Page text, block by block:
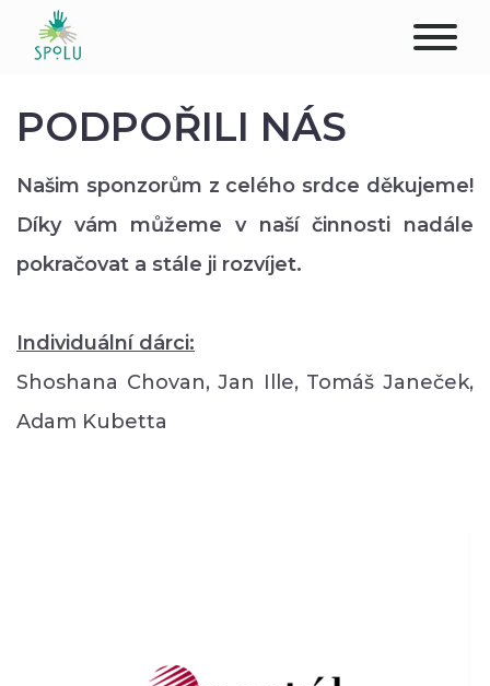
PODPOŘTE NÁS
PŮSOBIŠTĚ
PROFESIONÁLOVÉ
PODPOŘILI NÁS
Našim sponzorům z celého srdce děkujeme!
Díky vám můžeme v naší činnosti nadále
pokračovat a stále ji rozvíjet.
Individuální dárci:
Shoshana Chovan, Jan Ille, Tomáš Janeček,
Adam Kubetta